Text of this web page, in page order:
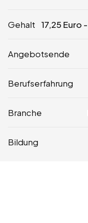
Gehalt 17,25 Euro -
Angebotsende
Berufserfahrung
Branche
Bildung